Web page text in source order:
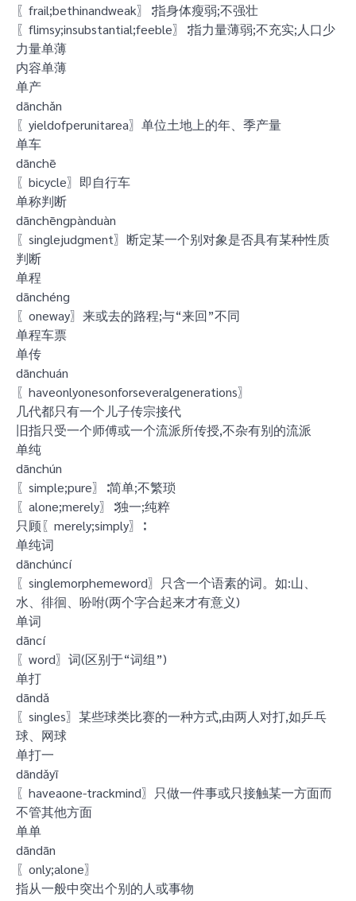
〖frail;bethinandweak〗∶指身体瘦弱;不强壮
〖flimsy;insubstantial;feeble〗∶指力量薄弱;不充实;人口少
力量单薄
内容单薄
单产
dānchǎn
〖yieldofperunitarea〗单位土地上的年、季产量
单车
dānchē
〖bicycle〗即自行车
单称判断
dānchēngpànduàn
〖singlejudgment〗断定某一个别对象是否具有某种性质
判断
单程
dānchéng
〖oneway〗来或去的路程;与“来回”不同
单程车票
单传
dānchuán
〖haveonlyonesonforseveralgenerations〗
几代都只有一个儿子传宗接代
旧指只受一个师傅或一个流派所传授,不杂有别的流派
单纯
dānchún
〖simple;pure〗∶简单;不繁琐
〖alone;merely〗∶独一;纯粹
只顾〖merely;simply〗∶
单纯词
dānchúncí
〖singlemorphemeword〗只含一个语素的词。如:山、
水、徘徊、吩咐(两个字合起来才有意义)
单词
dāncí
〖word〗词(区别于“词组”)
单打
dāndǎ
〖singles〗某些球类比赛的一种方式,由两人对打,如乒乓
球、网球
单打一
dāndǎyī
〖haveaone-trackmind〗只做一件事或只接触某一方面而
不管其他方面
单单
dāndān
〖only;alone〗
指从一般中突出个别的人或事物